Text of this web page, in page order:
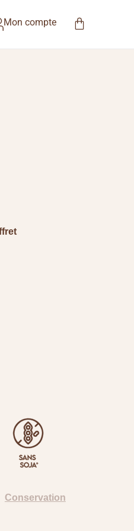
Mon compte
Conservation